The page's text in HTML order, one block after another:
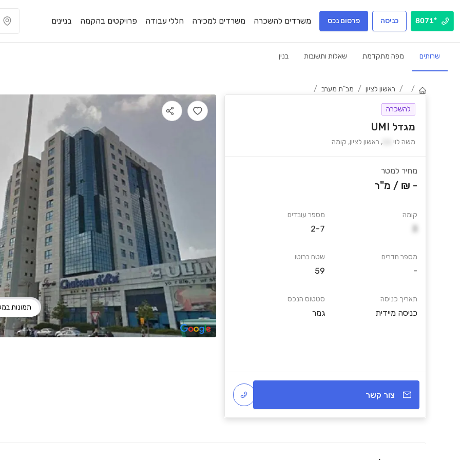
*8071 כניסה פרסום נכס משרדים להשכרה משרדים למכירה חללי עבודה פרויקטים בהקמה בניינים
שרותים מפה מתקדמת שאלות ותשובות בנין
/
/ ראשון לציון / מב"ת מערב /
להשכרה
מגדל UMI
משה לוי , ראשון לציון, קומה
מחיר למטר
- ₪
/ מ"ר
קומה
מספר חדרים
-
תאריך כניסה
כניסה מיידית
מספר עובדים
2-7
שטח ברוטו
59
סטטוס הנכס
גמר
צור קשר
תמונות